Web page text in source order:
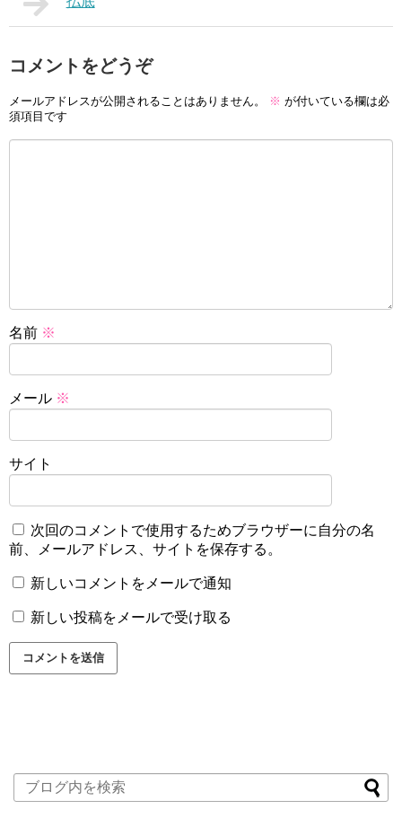
コメントをどうぞ
メールアドレスが公開されることはありません。 ※ が付いている欄は必
須項目です
名前 ※
メール ※
サイト
次回のコメントで使用するためブラウザーに自分の名
前、メールアドレス、サイトを保存する。
新しいコメントをメールで通知
新しい投稿をメールで受け取る